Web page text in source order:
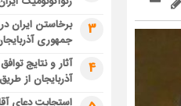
3
برخاستن ایران
جمهوری
4
آثار و نتایج
آذربایجان از